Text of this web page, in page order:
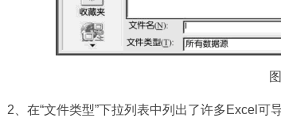
2、在“文件类型”下拉列表中列出了许多Excel可